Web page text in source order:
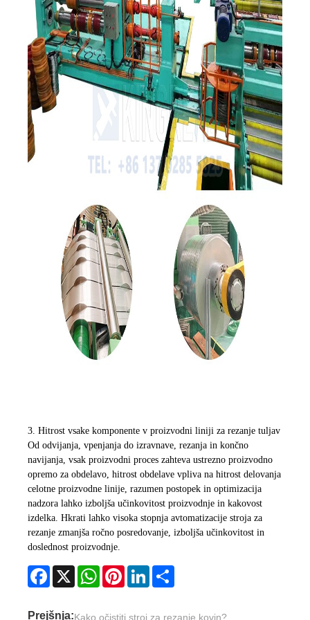
3. Hitrost vsake komponente v proizvodni liniji za rezanje tuljav
Od odvijanja, vpenjanja do izravnave, rezanja in končno
navijanja, vsak proizvodni proces zahteva ustrezno proizvodno
opremo za obdelavo, hitrost obdelave vpliva na hitrost delovanja
celotne proizvodne linije, razumen postopek in optimizacija
nadzora lahko izboljša učinkovitost proizvodnje in kakovost
izdelka. Hkrati lahko visoka stopnja avtomatizacije stroja za
rezanje zmanjša ročno posredovanje, izboljša učinkovitost in
doslednost proizvodnje.
Facebook
X WhatsAppPinterestLinkedIn
Prejšnja:Kako očistiti stroj za rezanje kovin?